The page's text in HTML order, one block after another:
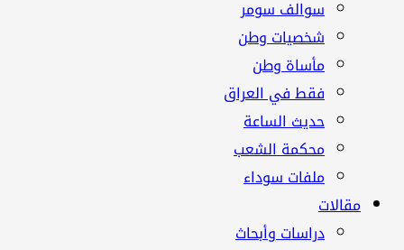
سوالف سومر
شخصيات وطن
مأساة وطن
فقط في العراق
حديث الساعة
محكمة الشعب
ملفات سوداء
مقالات
دراسات وأبحاث